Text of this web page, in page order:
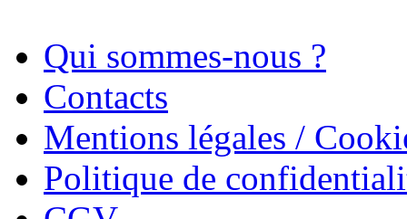
Qui sommes-nous ?
Contacts
Mentions légales /
Politique de